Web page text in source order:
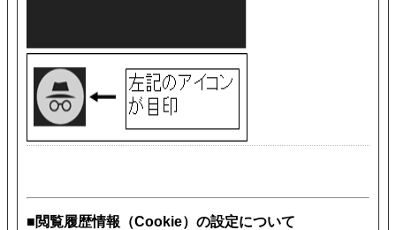
■閲覧履歴情報（Cookie）の設定について